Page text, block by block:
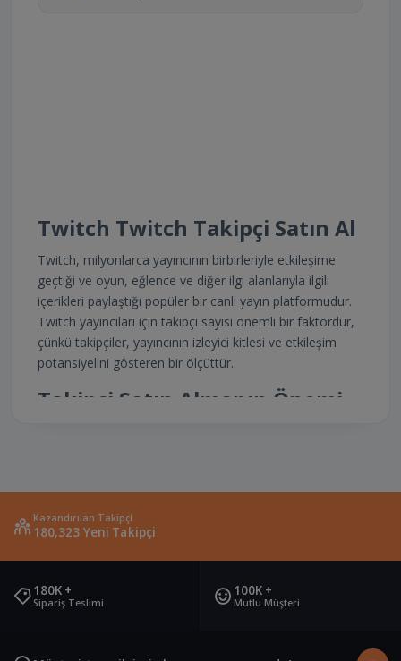
Twitch Twitch Takipçi Satın Al
Twitch, milyonlarca yayıncının birbirleriyle etkileşime
geçtiği ve oyun, eğlence ve diğer ilgi alanlarıyla ilgili
içerikleri paylaştığı popüler bir canlı yayın platformudur.
Twitch yayıncıları için takipçi sayısı önemli bir faktördür,
çünkü takipçiler, yayıncının izleyici kitlesi ve etkileşim
potansiyelini gösteren bir ölçüttür.
Takipçi Satın Almanın Önemi
yöntemini tercih edebilirler. Takipçi satın almak, daha
fazla takipçiye sahip olmanızı sağlar ve kanalınızın daha
popüler görünmesini sağlar. Aynı zamanda organik
Takipcisepetim.com İle
Twitch Takipçi Satın Alma
Kazandırılan Takipçi
180,323 Yeni Takipçi
180K +
Sipariş Teslimi
100K +
Mutlu Müşteri